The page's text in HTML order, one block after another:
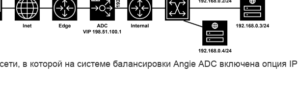
в которой на системе балансировки Angie ADC включена опция IP